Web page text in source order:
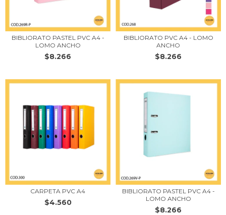
BIBLIORATO PASTEL PVC A4 -
LOMO ANCHO
$8.266
BIBLIORATO PVC A4 - LOMO
ANCHO
$8.266
CARPETA PVC A4
$4.560
BIBLIORATO PASTEL PVC A4 -
LOMO ANCHO
$8.266